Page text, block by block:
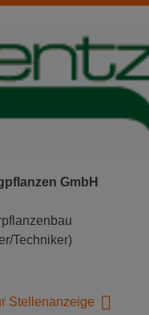
GmbH
Techniker)
Stellenanzeige